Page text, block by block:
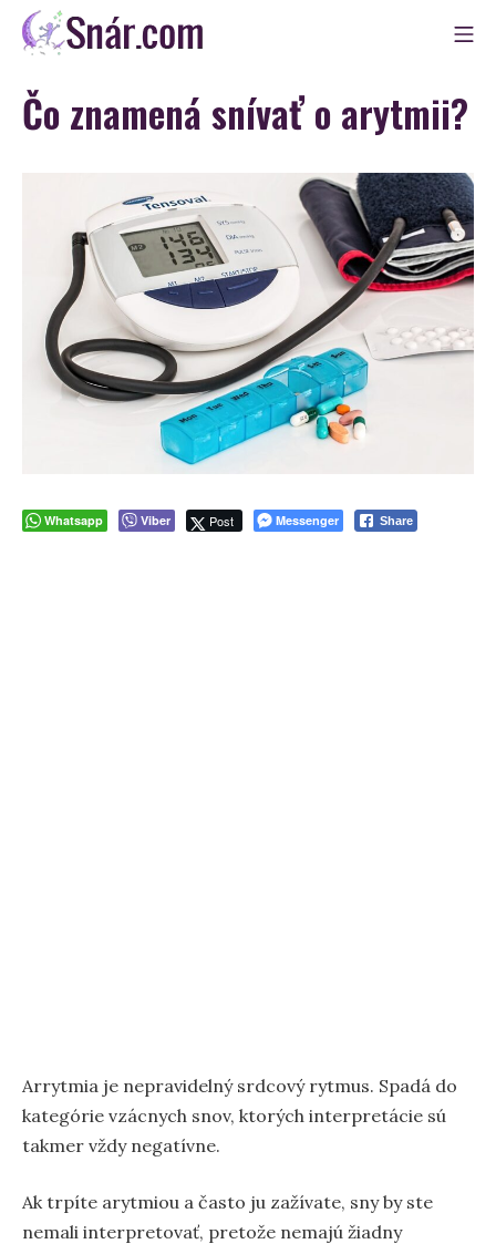
Skip
Snár
Čo znamená snívať o arytmii?
Whatsapp Viber Post Messenger Share
Arrytmia je nepravidelný srdcový rytmus. Spadá do
kategórie vzácnych snov, ktorých interpretácie sú
takmer vždy negatívne.
Ak trpíte arytmiou a často ju zažívate, sny by ste
nemali interpretovať, pretože nemajú žiadny